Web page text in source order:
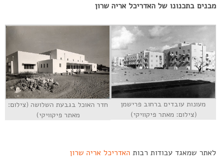
מבנים בתכנונו של האדריכל אריה שרון
מעונות עובדים ברחוב פרישמן
(צילום: מאתר פיקוויקי)
חדר האוכל בגבעת השלושה (צילום:
מאתר פיקוויקי)
לאתר שמאגד עבודות רבות האדריכל אריה שרון